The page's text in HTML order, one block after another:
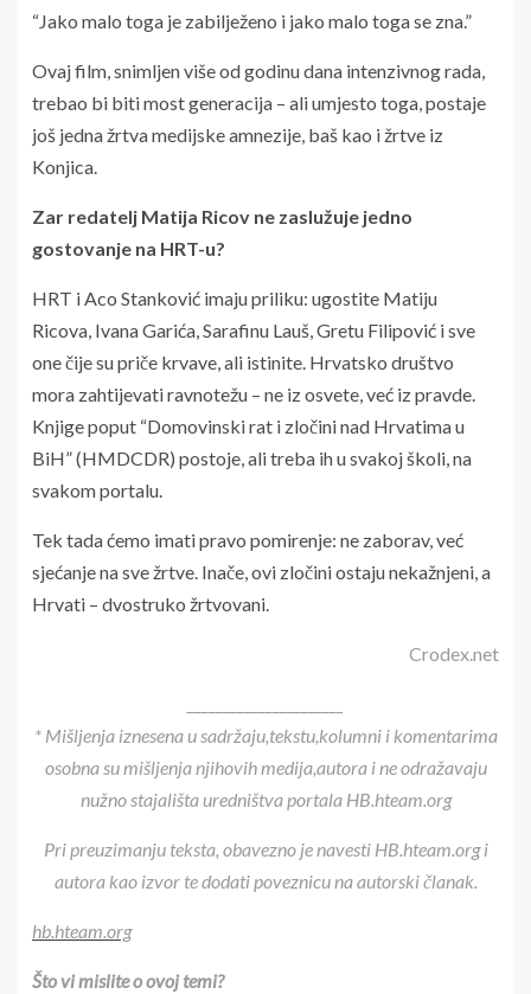
“Jako malo toga je zabilježeno i jako malo toga se zna.”
Ovaj film, snimljen više od godinu dana intenzivnog rada,
trebao bi biti most generacija – ali umjesto toga, postaje
još jedna žrtva medijske amnezije, baš kao i žrtve iz
Konjica.
Zar redatelj Matija Ricov ne zaslužuje jedno
gostovanje na HRT-u?
HRT i Aco Stanković imaju priliku: ugostite Matiju
Ricova, Ivana Garića, Sarafinu Lauš, Gretu Filipović i sve
one čije su priče krvave, ali istinite. Hrvatsko društvo
mora zahtijevati ravnotežu – ne iz osvete, već iz pravde.
Knjige poput “Domovinski rat i zločini nad Hrvatima u
BiH” (HMDCDR) postoje, ali treba ih u svakoj školi, na
svakom portalu.
Tek tada ćemo imati pravo pomirenje: ne zaborav, već
sjećanje na sve žrtve. Inače, ovi zločini ostaju nekažnjeni, a
Hrvati – dvostruko žrtvovani.
Crodex.net
* Mišljenja iznesena u sadržaju,tekstu,kolumni i komentarima
osobna su mišljenja njihovih medija,autora i ne odražavaju
nužno stajališta uredništva portala HB.hteam.org
Pri preuzimanju teksta, obavezno je navesti HB.hteam.org i
autora kao izvor te dodati poveznicu na autorski članak.
hb.hteam.org
Što vi mislite o ovoj temi?